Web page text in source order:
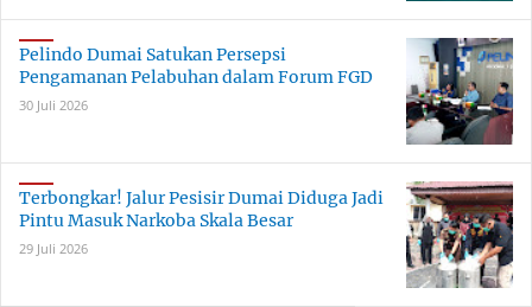
Pelindo Dumai Satukan Persepsi
Pengamanan Pelabuhan dalam Forum FGD
30 Juli 2026
Terbongkar! Jalur Pesisir Dumai Diduga Jadi
Pintu Masuk Narkoba Skala Besar
29 Juli 2026